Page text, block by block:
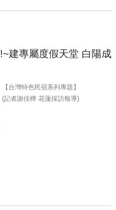
建專屬度假天堂 白陽成
【台灣特色民宿系列專題】
(記者謝佳樺 花蓮採訪報導)